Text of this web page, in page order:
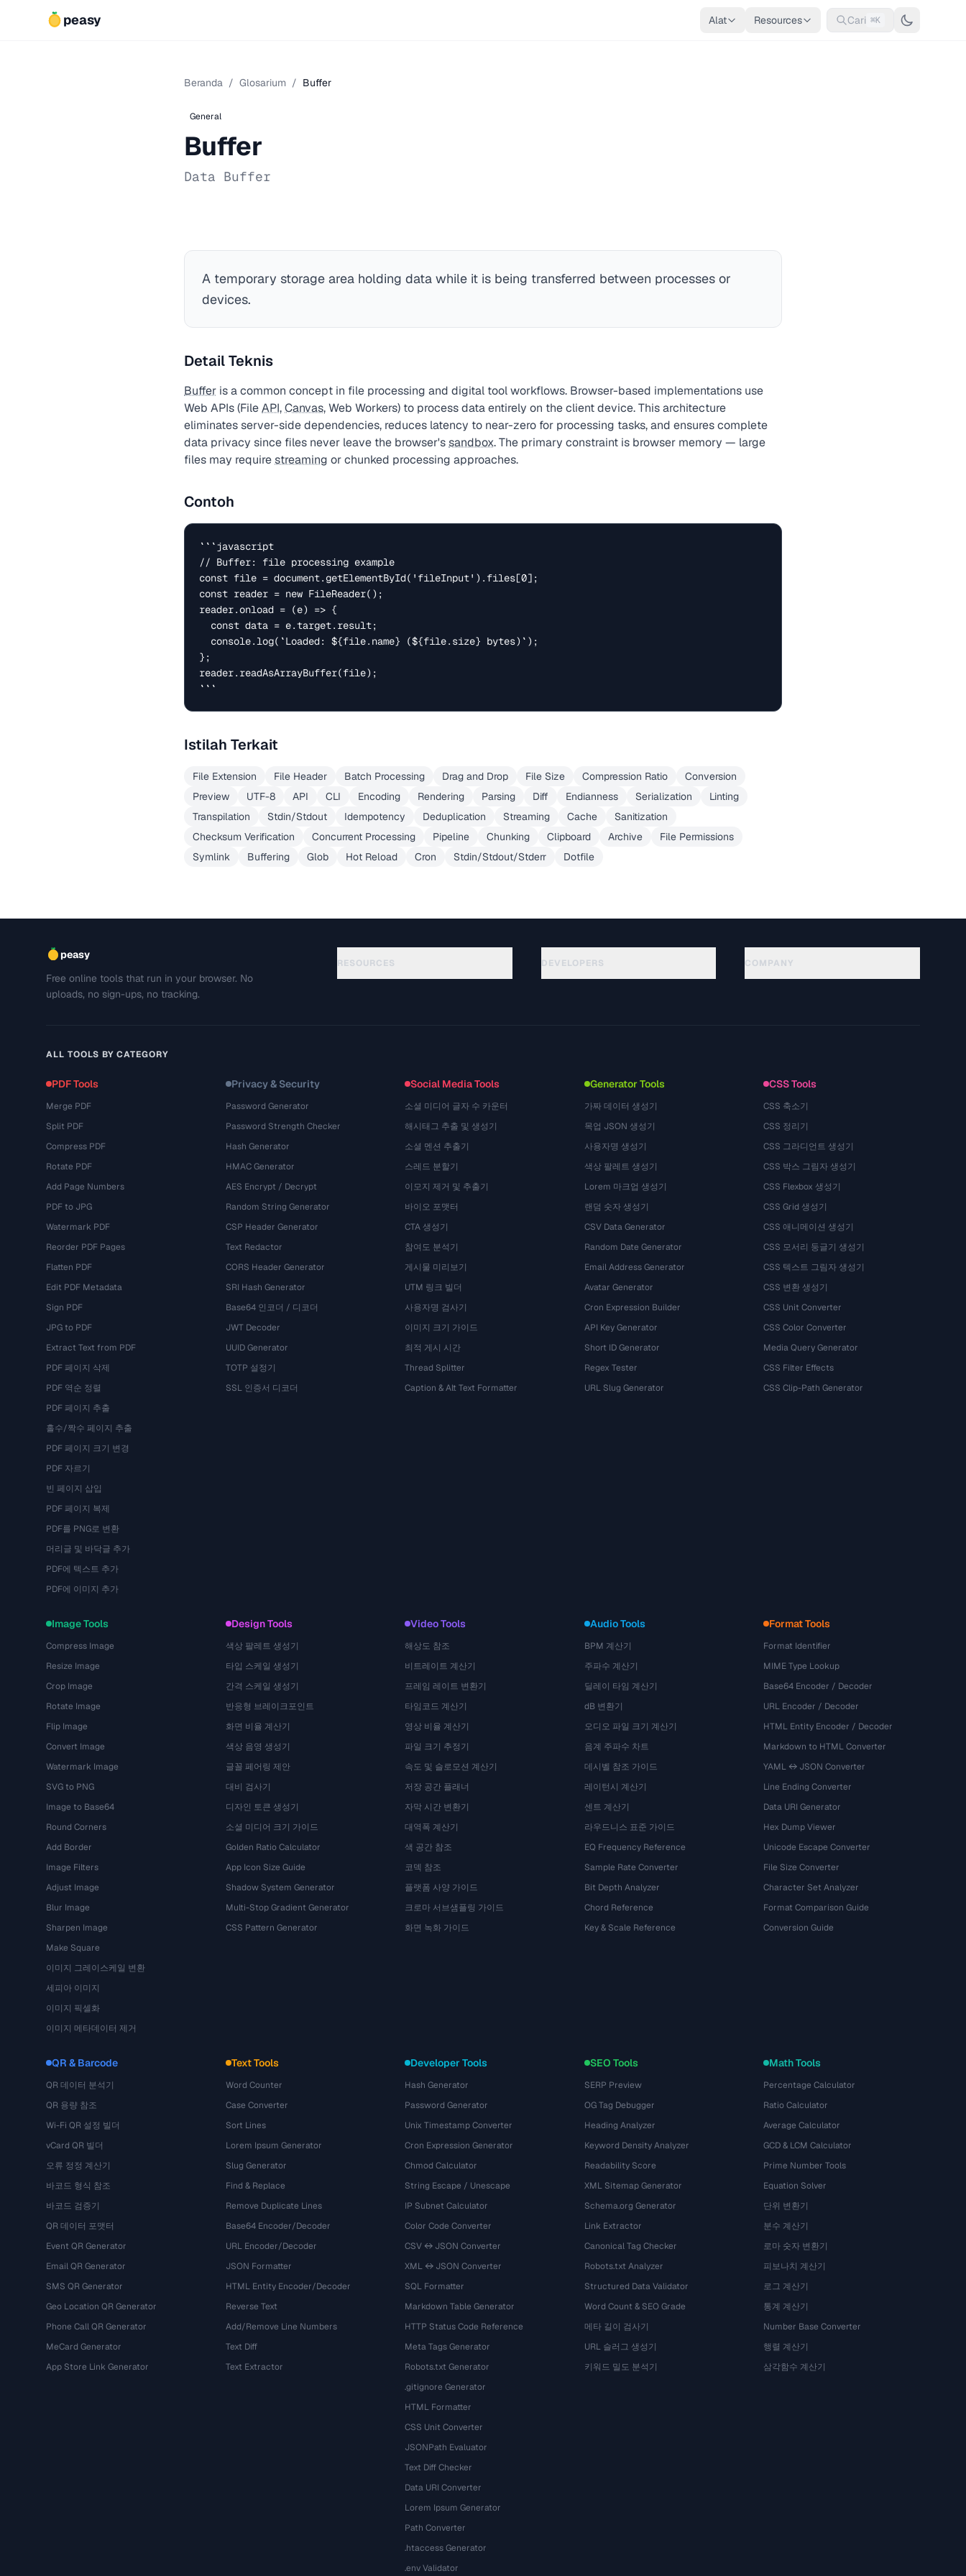
peasy Alat Resources Cari ⌘K
Beranda / Glosarium / Buffer
General
Buffer
Data Buffer
A temporary storage area holding data while it is being transferred between processes or
devices.
Detail Teknis
Buffer is a common concept in file processing and digital tool workflows. Browser-based implementations use
Web APIs (FileAPI,Canvas, Web Workers) to process data entirely on the client device. This architecture
eliminates server-side dependencies, reduces latency to near-zero for processing tasks, and ensures complete
data privacy since files never leave the browser'ssandbox. The primary constraint is browser memory — large
files may requirestreaming or chunked processing approaches.
Contoh
```javascript
// Buffer: file processing example
const file = document.getElementById('fileInput').files[0];
const reader = new FileReader();
reader.onload = (e) => {
};
reader.readAsArrayBuffer(file);
```
Istilah Terkait
File Extension File Header Batch Processing Drag and Drop File Size Compression Ratio
Conversion
Preview
UTF-8 API CLI Encoding Rendering Parsing Diff Endianness Serialization
Linting
Transpilation
Stdin/Stdout Idempotency Deduplication Streaming Cache
Sanitization
Checksum Verification
Concurrent Processing Pipeline Chunking Clipboard Archive
File Permissions
Symlink
Buffering Glob Hot Reload Cron Stdin/Stdout/Stderr Dotfile
peasy
Free online tools that run in your browser. No
uploads, no sign-ups, no tracking.
RESOURCES DEVELOPERS COMPANY
ALL TOOLS BY CATEGORY
PDF Tools
Merge PDF
Split PDF
Compress PDF
Rotate PDF
Add Page Numbers
PDF to JPG
Watermark PDF
Reorder PDF Pages
Flatten PDF
Edit PDF Metadata
Sign PDF
JPG to PDF
Extract Text from PDF
PDF 페이지 삭제
PDF 역순 정렬
PDF 페이지 추출
홀수/짝수 페이지 추출
PDF 페이지 크기 변경
PDF 자르기
빈 페이지 삽입
PDF 페이지 복제
PDF를 PNG로 변환
머리글 및 바닥글 추가
PDF에 텍스트 추가
PDF에 이미지 추가
Privacy & Security
Password Generator
Password Strength Checker
Hash Generator
HMAC Generator
AES Encrypt / Decrypt
Random String Generator
CSP Header Generator
Text Redactor
CORS Header Generator
SRI Hash Generator
Base64 인코더 / 디코더
JWT Decoder
UUID Generator
TOTP 설정기
SSL 인증서 디코더
Social Media Tools
소셜 미디어 글자 수 카운터
해시태그 추출 및 생성기
소셜 멘션 추출기
스레드 분할기
이모지 제거 및 추출기
바이오 포맷터
CTA 생성기
참여도 분석기
게시물 미리보기
UTM 링크 빌더
사용자명 검사기
이미지 크기 가이드
최적 게시 시간
Thread Splitter
Caption & Alt Text Formatter
Generator Tools
가짜 데이터 생성기
목업 JSON 생성기
사용자명 생성기
색상 팔레트 생성기
Lorem 마크업 생성기
랜덤 숫자 생성기
CSV Data Generator
Random Date Generator
Email Address Generator
Avatar Generator
Cron Expression Builder
API Key Generator
Short ID Generator
Regex Tester
URL Slug Generator
CSS Tools
CSS 축소기
CSS 정리기
CSS 그라디언트 생성기
CSS 박스 그림자 생성기
CSS Flexbox 생성기
CSS Grid 생성기
CSS 애니메이션 생성기
CSS 모서리 둥글기 생성기
CSS 텍스트 그림자 생성기
CSS 변환 생성기
CSS Unit Converter
CSS Color Converter
Media Query Generator
CSS Filter Effects
CSS Clip-Path Generator
Image Tools
Compress Image
Resize Image
Crop Image
Rotate Image
Flip Image
Convert Image
Watermark Image
SVG to PNG
Image to Base64
Round Corners
Add Border
Image Filters
Adjust Image
Blur Image
Sharpen Image
Make Square
이미지 그레이스케일 변환
세피아 이미지
이미지 픽셀화
이미지 메타데이터 제거
Design Tools
색상 팔레트 생성기
타입 스케일 생성기
간격 스케일 생성기
반응형 브레이크포인트
화면 비율 계산기
색상 음영 생성기
글꼴 페어링 제안
대비 검사기
디자인 토큰 생성기
소셜 미디어 크기 가이드
Golden Ratio Calculator
App Icon Size Guide
Shadow System Generator
Multi-Stop Gradient Generator
CSS Pattern Generator
Video Tools
해상도 참조
비트레이트 계산기
프레임 레이트 변환기
타임코드 계산기
영상 비율 계산기
파일 크기 추정기
속도 및 슬로모션 계산기
저장 공간 플래너
자막 시간 변환기
대역폭 계산기
색 공간 참조
코덱 참조
플랫폼 사양 가이드
크로마 서브샘플링 가이드
화면 녹화 가이드
Audio Tools
BPM 계산기
주파수 계산기
딜레이 타임 계산기
dB 변환기
오디오 파일 크기 계산기
음계 주파수 차트
데시벨 참조 가이드
레이턴시 계산기
센트 계산기
라우드니스 표준 가이드
EQ Frequency Reference
Sample Rate Converter
Bit Depth Analyzer
Chord Reference
Key & Scale Reference
Format Tools
Format Identifier
MIME Type Lookup
Base64 Encoder / Decoder
URL Encoder / Decoder
HTML Entity Encoder / Decoder
Markdown to HTML Converter
YAML ↔ JSON Converter
Line Ending Converter
Data URI Generator
Hex Dump Viewer
Unicode Escape Converter
File Size Converter
Character Set Analyzer
Format Comparison Guide
Conversion Guide
QR & Barcode
QR 데이터 분석기
QR 용량 참조
Wi-Fi QR 설정 빌더
vCard QR 빌더
오류 정정 계산기
바코드 형식 참조
바코드 검증기
QR 데이터 포맷터
Event QR Generator
Email QR Generator
SMS QR Generator
Geo Location QR Generator
Phone Call QR Generator
MeCard Generator
App Store Link Generator
Text Tools
Word Counter
Case Converter
Sort Lines
Lorem Ipsum Generator
Slug Generator
Find & Replace
Remove Duplicate Lines
Base64 Encoder/Decoder
URL Encoder/Decoder
JSON Formatter
HTML Entity Encoder/Decoder
Reverse Text
Add/Remove Line Numbers
Text Diff
Text Extractor
Developer Tools
Hash Generator
Password Generator
Unix Timestamp Converter
Cron Expression Generator
Chmod Calculator
String Escape / Unescape
IP Subnet Calculator
Color Code Converter
CSV ↔ JSON Converter
XML ↔ JSON Converter
SQL Formatter
Markdown Table Generator
HTTP Status Code Reference
Meta Tags Generator
Robots.txt Generator
.gitignore Generator
HTML Formatter
CSS Unit Converter
JSONPath Evaluator
Text Diff Checker
Data URI Converter
Lorem Ipsum Generator
Path Converter
.htaccess Generator
.env Validator
SEO Tools
SERP Preview
OG Tag Debugger
Heading Analyzer
Keyword Density Analyzer
Readability Score
XML Sitemap Generator
Schema.org Generator
Link Extractor
Canonical Tag Checker
Robots.txt Analyzer
Structured Data Validator
Word Count & SEO Grade
메타 길이 검사기
URL 슬러그 생성기
키워드 밀도 분석기
Math Tools
Percentage Calculator
Ratio Calculator
Average Calculator
GCD & LCM Calculator
Prime Number Tools
Equation Solver
단위 변환기
분수 계산기
로마 숫자 변환기
피보나치 계산기
로그 계산기
통계 계산기
Number Base Converter
행렬 계산기
삼각함수 계산기